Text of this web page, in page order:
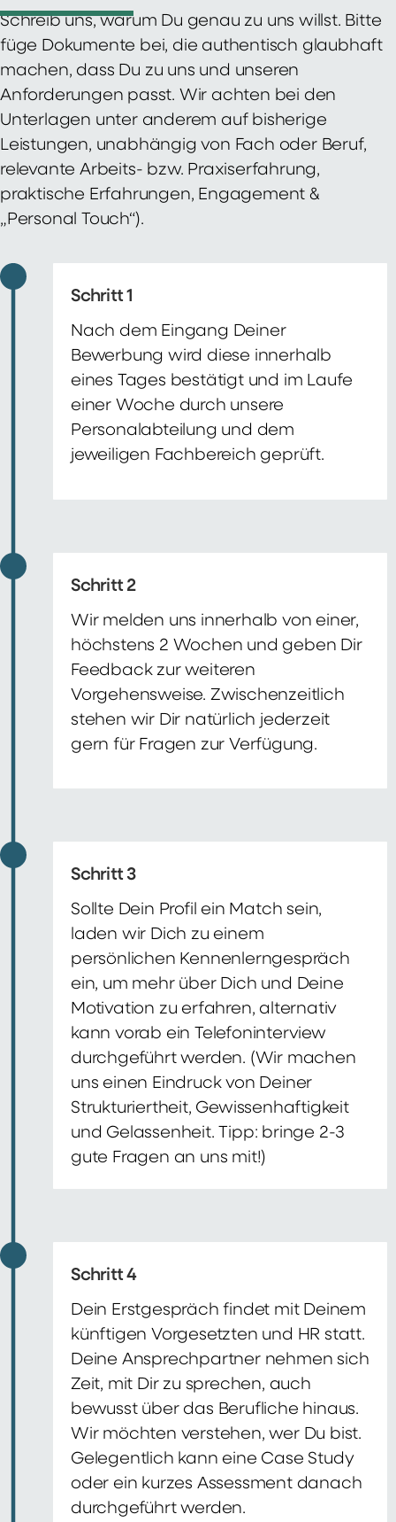
Schreib uns, warum Du genau zu uns willst. Bitte
füge Dokumente bei, die authentisch glaubhaft
machen, dass Du zu uns und unseren
Anforderungen passt. Wir achten bei den
Unterlagen unter anderem auf bisherige
Leistungen, unabhängig von Fach oder Beruf,
relevante Arbeits- bzw. Praxiserfahrung,
praktische Erfahrungen, Engagement &
„Personal Touch“).
Schritt 1
Nach dem Eingang Deiner
Bewerbung wird diese innerhalb
eines Tages bestätigt und im Laufe
einer Woche durch unsere
Personalabteilung und dem
jeweiligen Fachbereich geprüft.
Schritt 2
Wir melden uns innerhalb von einer,
höchstens 2 Wochen und geben Dir
Feedback zur weiteren
Vorgehensweise. Zwischenzeitlich
stehen wir Dir natürlich jederzeit
gern für Fragen zur Verfügung.
Schritt 3
Sollte Dein Profil ein Match sein,
laden wir Dich zu einem
persönlichen Kennenlerngespräch
ein, um mehr über Dich und Deine
Motivation zu erfahren, alternativ
kann vorab ein Telefoninterview
durchgeführt werden. (Wir machen
uns einen Eindruck von Deiner
Strukturiertheit, Gewissenhaftigkeit
und Gelassenheit. Tipp: bringe 2-3
gute Fragen an uns mit!)
Schritt 4
Dein Erstgespräch findet mit Deinem
künftigen Vorgesetzten und HR statt.
Deine Ansprechpartner nehmen sich
Zeit, mit Dir zu sprechen, auch
bewusst über das Berufliche hinaus.
Wir möchten verstehen, wer Du bist.
Gelegentlich kann eine Case Study
oder ein kurzes Assessment danach
durchgeführt werden.